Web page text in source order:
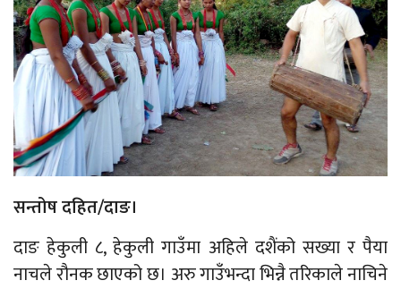
सन्तोष दहित/दाङ।
दाङ हेकुली ८, हेकुली गाउँमा अहिले दशैंको सख्या र पैया
नाचले रौनक छाएको छ। अरु गाउँभन्दा भिन्नै तरिकाले नाचिने